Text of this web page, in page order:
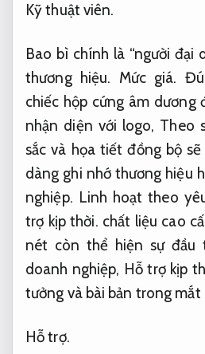
Kỹ thuật viên.
Bao bì chính là “người đại
thương hiệu. Mức giá.
chiếc hộp cứng âm dương
nhận diện với logo, Theo
sắc và họa tiết đồng bộ
dàng ghi nhớ thương hiệu
nghiệp. Linh hoạt theo
trợ kịp thời. chất liệu cao
nét còn thể hiện sự đầu
doanh nghiệp, Hỗ trợ kịp
tưởng và bài bản trong mắt
Hỗ trợ.